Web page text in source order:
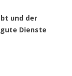
und der
Dienste